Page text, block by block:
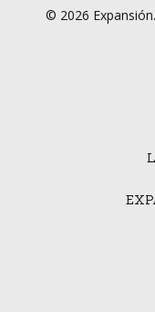
© 2026 Expansión.